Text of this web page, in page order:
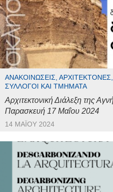
ΑΝΑΚΟΙΝΏΣΕΙΣ,
ΣΎΛΛΟΓΟΙ ΚΑΙ ΤΜΉΜΑΤΑ
Αρχιτεκτονική Διάλεξη της
Παρασκευή 17 Μαΐου 2024
14 ΜΑΪ́ΟΥ 2024